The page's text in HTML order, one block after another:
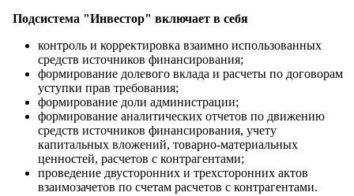
Подсистема "Инвестор" включает в себя
контроль и корректировка взаимно использованных
средств источников финансирования;
формирование долевого вклада и расчеты по договорам
уступки прав требования;
формирование доли администрации;
формирование аналитических отчетов по движению
средств источников финансирования, учету
капитальных вложений, товарно-материальных
ценностей, расчетов с контрагентами;
проведение двусторонних и трехсторонних актов
взаимозачетов по счетам расчетов с контрагентами.